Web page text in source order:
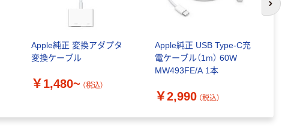
Apple純正 変換アダプタ
変換ケーブル
￥1,480~ （税込）
Apple純正 USB Type-C充
電ケーブル（1m） 60W
MW493FE/A 1本
￥2,990 （税込）
次